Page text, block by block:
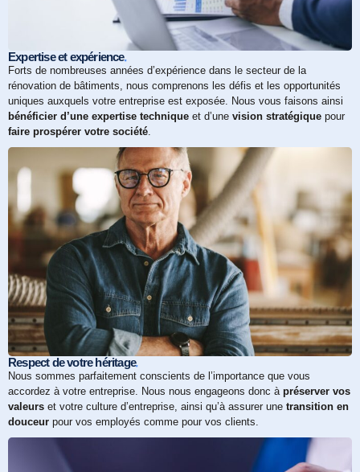
Expertise et expérience.
Forts de nombreuses années d’expérience dans le secteur de la
rénovation de bâtiments, nous comprenons les défis et les opportunités
uniques auxquels votre entreprise est exposée. Nous vous faisons ainsi
bénéficier d’une expertise technique et d’une vision stratégique pour
faire prospérer votre société.
Respect de votre héritage.
Nous sommes parfaitement conscients de l’importance que vous
accordez à votre entreprise. Nous nous engageons donc à préserver vos
valeurs et votre culture d’entreprise, ainsi qu’à assurer une transition en
douceur pour vos employés comme pour vos clients.